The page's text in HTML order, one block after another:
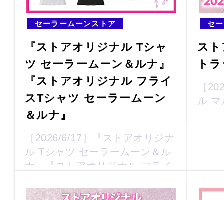
セーラームーンストア
『ストアオリジナル Tシャ
ツ セーラームーン＆ルナ』
『ストアオリジナル フライ
スTシャツ セーラームーン
＆ルナ』
［2026/6/17］『ストアオリジナ
ル Tシャツ セーラームーン＆ル
ナ』『ストアオリジナル フライ
ナ』が登場！
セ
ス
ト
［
ル